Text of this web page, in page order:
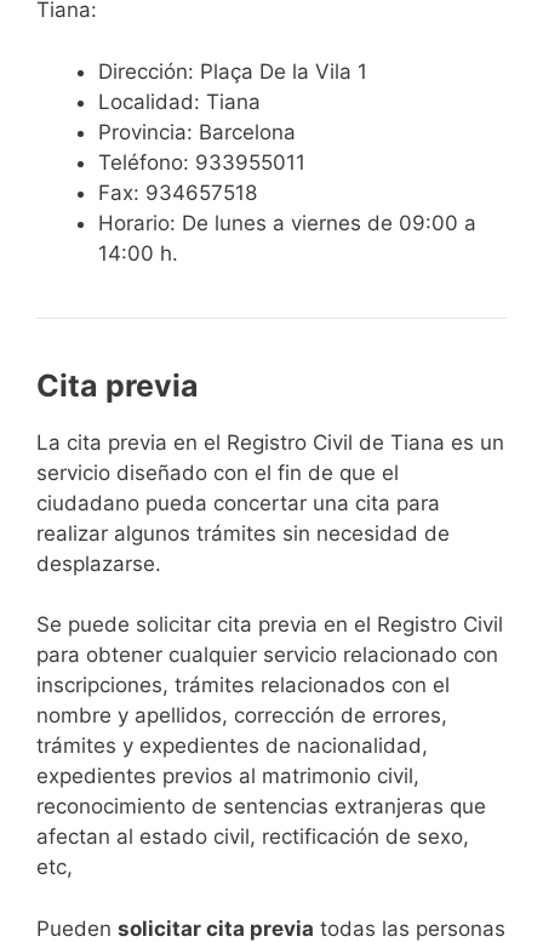
Tiana:
Dirección: Plaça De la Vila 1
Localidad: Tiana
Provincia: Barcelona
Teléfono: 933955011
Fax: 934657518
Horario: De lunes a viernes de 09:00 a
14:00 h.
Cita previa
​​​​​​​​​​​​​​​​​​​​​​​​​​​​La cita previa en el Registro Civil de Tiana es un
servicio diseñado con el fin de que el
ciudadano pueda concertar una cita para
realizar algunos trámites sin necesidad de
desplazarse.​
Se puede solicitar cita previa en el Registro Civil
para obtener cualquier servicio relacionado con
inscripciones, trámites relacionados con el
nombre y apellidos, corrección de errores,
trámites y expedientes de nacionalidad,
expedientes previos al matrimonio civil,
reconocimiento de sentencias extranjeras que
afectan al estado civil, rectificación de sexo,
etc,
​Pueden solicitar cita previa todas las personas